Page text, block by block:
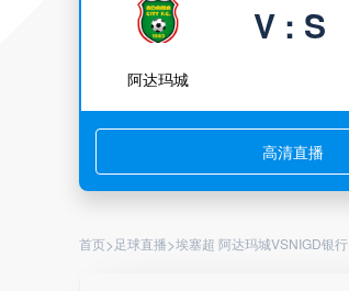
阿达玛城
V : S
高清直播
首页> 足球直播>埃塞超 阿达玛城VSNIGD银行